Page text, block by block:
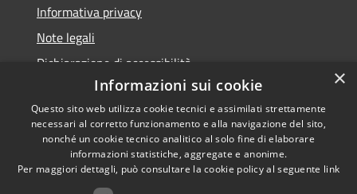
Informativa privacy
Note legali
Dichiarazione di accessibilità
Accessibilità
Privacy
Copyright ©
×
Informazioni sui cookie
Questo sito web utilizza cookie tecnici e assimilati strettamente
necessari al corretto funzionamento e alla navigazione del sito,
nonché un cookie tecnico analitico al solo fine di elaborare
informazioni statistiche, aggregate e anonime.
Per maggiori dettagli, può consultare la cookie policy al seguente link